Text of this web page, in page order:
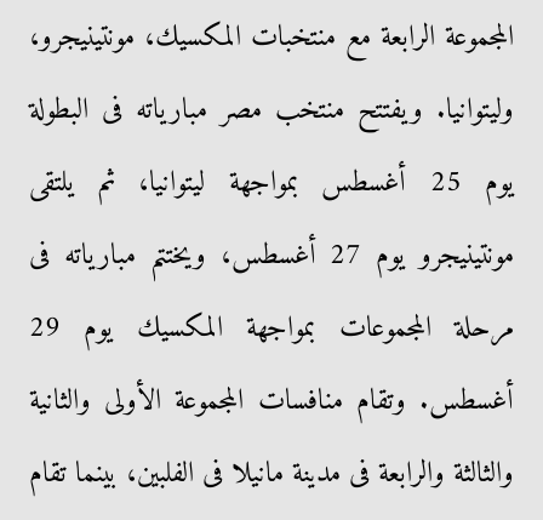
المجموعة الرابعة مع منتخبات المكسيك، مونتينيجرو،
وليتوانيا. ويفتتح منتخب مصر مبارياته فى البطولة
يوم 25 أغسطس بمواجهة ليتوانيا، ثم يلتقى
مونتينيجرو يوم 27 أغسطس، ويختتم مبارياته فى
مرحلة المجموعات بمواجهة المكسيك يوم 29
أغسطس. وتقام منافسات المجموعة الأولى والثانية
والثالثة والرابعة فى مدينة مانيلا فى الفلبين، بينما تقام